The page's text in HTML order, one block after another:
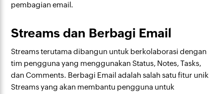
pembagian email.
Streams dan Berbagi Email
Streams terutama dibangun untuk berkolaborasi dengan
tim pengguna yang menggunakan Status, Notes, Tasks,
dan Comments. Berbagi Email adalah salah satu fitur unik
Streams yang akan membantu pengguna untuk